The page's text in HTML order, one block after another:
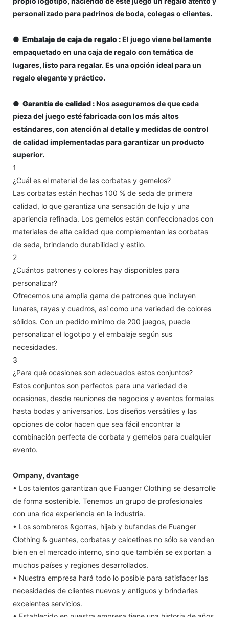
personalizado para padrinos de boda, colegas o clientes.
● Embalaje de caja de regalo:El juego viene bellamente
empaquetado en una caja de regalo con temática de
lugares, listo para regalar. Es una opción ideal para un
regalo elegante y práctico.
● Garantía de calidad:Nos aseguramos de que cada
pieza del juego esté fabricada con los más altos
estándares, con atención al detalle y medidas de control
de calidad implementadas para garantizar un producto
superior.
1
¿Cuál es el material de las corbatas y gemelos?
Las corbatas están hechas 100 % de seda de primera
calidad, lo que garantiza una sensación de lujo y una
apariencia refinada. Los gemelos están confeccionados con
materiales de alta calidad que complementan las corbatas
de seda, brindando durabilidad y estilo.
2
¿Cuántos patrones y colores hay disponibles para
personalizar?
Ofrecemos una amplia gama de patrones que incluyen
lunares, rayas y cuadros, así como una variedad de colores
sólidos. Con un pedido mínimo de 200 juegos, puede
personalizar el logotipo y el embalaje según sus
necesidades.
3
¿Para qué ocasiones son adecuados estos conjuntos?
Estos conjuntos son perfectos para una variedad de
ocasiones, desde reuniones de negocios y eventos formales
hasta bodas y aniversarios. Los diseños versátiles y las
opciones de color hacen que sea fácil encontrar la
combinación perfecta de corbata y gemelos para cualquier
evento.
Ompany, dvantage
• Los talentos garantizan que Fuanger Clothing se desarrolle
de forma sostenible. Tenemos un grupo de profesionales
con una rica experiencia en la industria.
• Los sombreros &gorras, hijab y bufandas de Fuanger
Clothing & guantes, corbatas y calcetines no sólo se venden
bien en el mercado interno, sino que también se exportan a
muchos países y regiones desarrollados.
• Nuestra empresa hará todo lo posible para satisfacer las
necesidades de clientes nuevos y antiguos y brindarles
excelentes servicios.